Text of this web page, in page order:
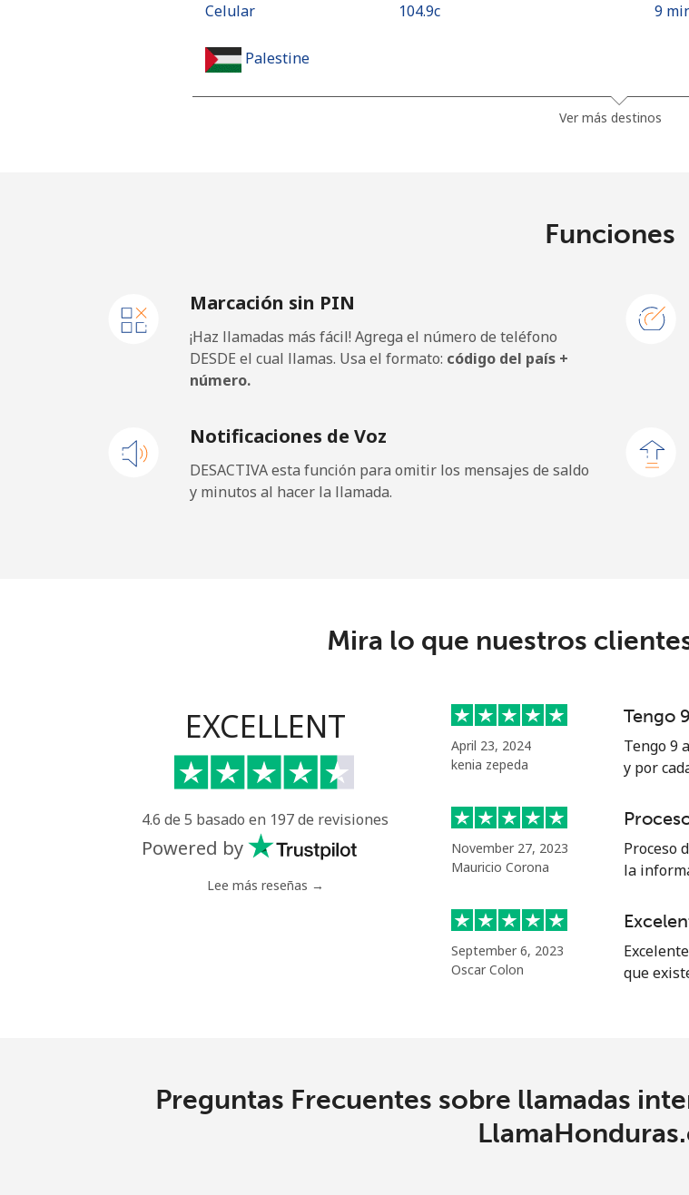
Celular ⁦104.9c⁩ 9
Palestine
Celular 36
Papua New Guinea
Celular 5
Paraguay
Celular
Philippines
Línea fija
Celular 52
665
625
Ver más destinos
Funciones
Marcación sin PIN
¡Haz llamadas más fácil! Agrega el número de teléfono
DESDE el cual llamas. Usa el formato: código del país +
número.
Notificaciones de Voz
DESACTIVA esta función para omitir los mensajes de saldo
y minutos al hacer la llamada.
Mira lo que nuestros
EXCELLENT
4.6 de 5 basado en 197 de revisiones
Powered by
Lee más reseñas →
April 23, 2024
kenia zepeda
Tengo
Tengo 9
y por
November 27, 2023
Mauricio Corona
Proceso
la
September 6, 2023
Oscar Colon
que
Preguntas Frecuentes sobre llamadas